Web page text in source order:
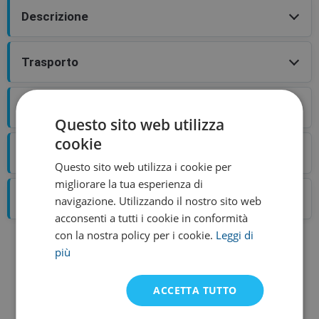
Descrizione
Trasporto
Tabella taglie
Questo sito web utilizza
cookie
Questo sito web utilizza i cookie per
migliorare la tua esperienza di
navigazione. Utilizzando il nostro sito web
acconsenti a tutti i cookie in conformità
con la nostra policy per i cookie. Leggi di
più
ACCETTA TUTTO